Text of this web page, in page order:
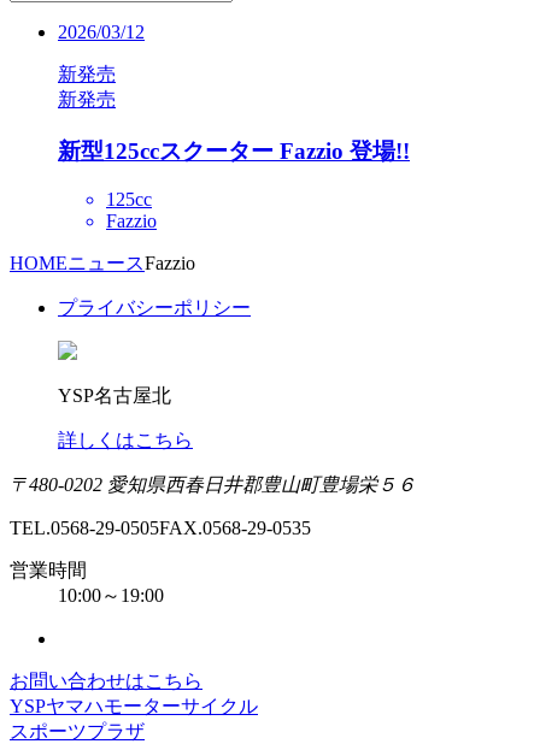
2026/03/12
新発売
新発売
新型125ccスクーター Fazzio 登場!!
125cc
Fazzio
HOMEニュースFazzio
プライバシーポリシー
YSP名古屋北
詳しくはこちら
〒480-0202 愛知県西春日井郡豊山町豊場栄５６
TEL.0568-29-0505FAX.0568-29-0535
営業時間
10:00～19:00
お問い合わせはこちら
YSPヤマハモーターサイクル
スポーツプラザ